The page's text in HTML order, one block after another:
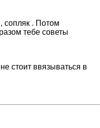
сопляк . Потом
тебе советы
стоит ввязываться в